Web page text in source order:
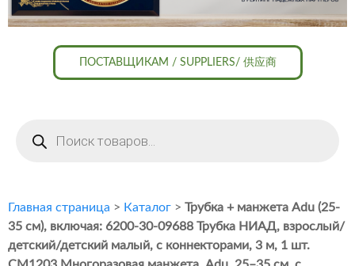
ПОСТАВЩИКАМ / SUPPLIERS/ 供应商
товаров
Главная страница > Каталог > Трубка + манжета Adu (25-
35 см), включая: 6200-30-09688 Трубка НИАД, взрослый/
детский/детский малый, с коннекторами, 3 м, 1 шт.